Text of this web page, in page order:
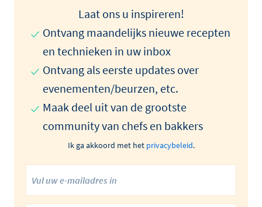
Laat ons u inspireren!
Ontvang maandelijks nieuwe recepten
en technieken in uw inbox
Ontvang als eerste updates over
evenementen/beurzen, etc.
Maak deel uit van de grootste
community van chefs en bakkers
Ik ga akkoord met het privacybeleid.